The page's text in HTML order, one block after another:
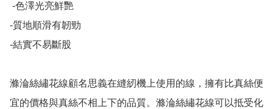
-質地順滑有韌勁
-結實不易斷股
滌淪絲繡花線顧名思義在縫紉機上使用的線，擁有比真絲便
宜的價格與真絲不相上下的品質。滌淪絲繡花線可以抵受化